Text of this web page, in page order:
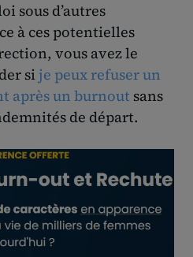
sous d’autres
à ces potentielles
vous avez le
si je peux refuser un
après un burnout sans
de départ.